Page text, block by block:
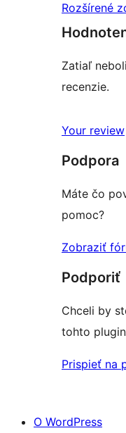
Rozšírené
Zatiaľ
recenzie.
Your review
Podpora
Máte čo
pomoc?
Zobraziť
Podporiť
Chceli by
tohto
Prispieť na
O WordPress